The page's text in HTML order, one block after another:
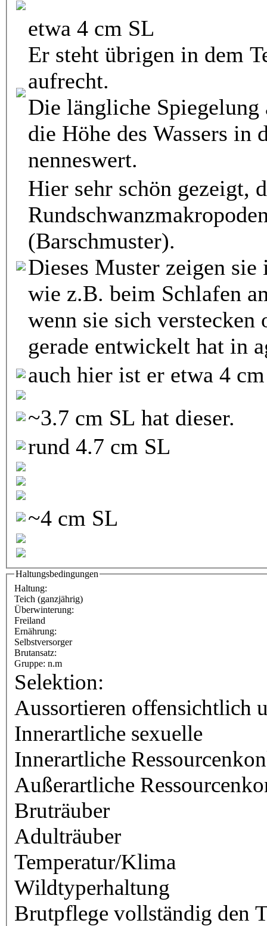
etwa 4 cm SL
Er steht übrigen in dem
aufrecht.
Die längliche
die Höhe des Wassers
nenneswert.
Hier sehr schön gezeigt,
Rundschwanzmakropoden typischen
(Barschmuster).
Dieses Muster zeigen
wie z.B. beim Schlafen
wenn sie sich verstecken
gerade entwickelt hat in
auch hier ist er etwa 4
~3.7 cm SL hat dieser.
rund 4.7 cm SL
~4 cm SL
Haltungsbedingungen
Haltung:
Teich (ganzjährig)
Überwinterung:
Freiland
Ernährung:
Selbstversorger
Brutansatz:
Gruppe: n.m
Selektion:
Aussortieren offensichtlich
Innerartliche sexuelle
Innerartliche
Außerartliche
Bruträuber
Adulträuber
Temperatur/Klima
Wildtyperhaltung
Brutpflege vollständig den